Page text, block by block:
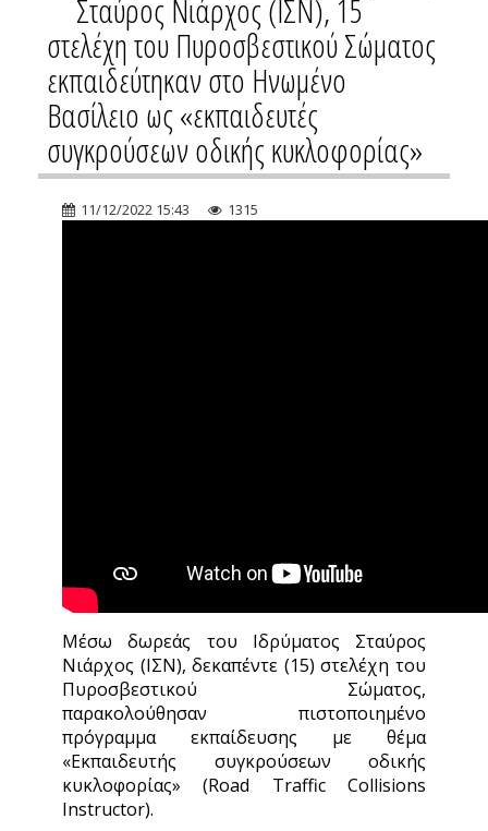
Σταύρος Νιάρχος (ΙΣΝ), 15
στελέχη του Πυροσβεστικού Σώματος
εκπαιδεύτηκαν στο Ηνωμένο
Βασίλειο ως «εκπαιδευτές
συγκρούσεων οδικής κυκλοφορίας»
11/12/2022 15:43 1315
Μέσω δωρεάς του Ιδρύματος Σταύρος
Νιάρχος (ΙΣΝ), δεκαπέντε (15) στελέχη του
Πυροσβεστικού Σώματος,
παρακολούθησαν πιστοποιημένο
πρόγραμμα εκπαίδευσης με θέμα
«Εκπαιδευτής συγκρούσεων οδικής
κυκλοφορίας» (Road Traffic Collisions
Instructor).